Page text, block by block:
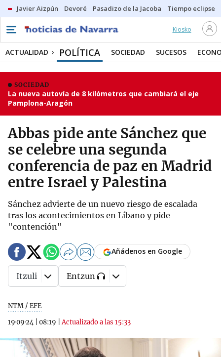
Javier Aizpún Devoré Pasadizo de la Jacoba Tiempo eclipse
Kiosko
ACTUALIDAD POLÍTICA SOCIEDAD SUCESOS
SOCIEDAD
La nueva autovía de 8 kilómetros que cambiará el eje
Pamplona-Aragón
Abbas pide ante Sánchez que
se celebre una segunda
conferencia de paz en Madrid
entre Israel y Palestina
Sánchez advierte de un nuevo riesgo de escalada
tras los acontecimientos en Líbano y pide
"contención"
NTM / EFE
19·09·24
08:19 |Actualizado a las 15:33
Añádenos en Google
Itzuli Entzun